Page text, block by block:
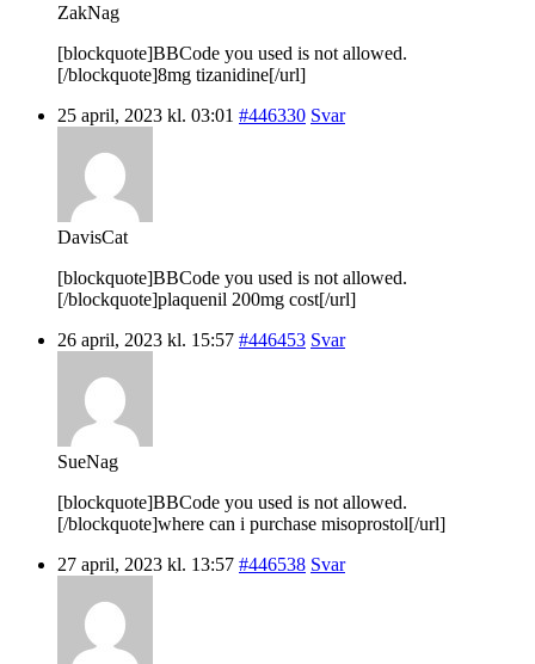
ZakNag
[blockquote]BBCode you used is not allowed.
[/blockquote]8mg tizanidine[/url]
25 april, 2023 kl. 03:01 #446330 Svar
DavisCat
[blockquote]BBCode you used is not allowed.
[/blockquote]plaquenil 200mg cost[/url]
26 april, 2023 kl. 15:57 #446453 Svar
SueNag
[blockquote]BBCode you used is not allowed.
[/blockquote]where can i purchase misoprostol[/url]
27 april, 2023 kl. 13:57 #446538 Svar